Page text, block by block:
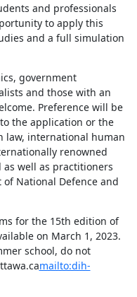
and professionals
to apply this
and a full simulation
government
and those with an
Preference will be
the application or the
law, international human
renowned
as well as practitioners
National Defence and
for the 15th edition of
on March 1, 2023.
school, do not
mailto:dih-